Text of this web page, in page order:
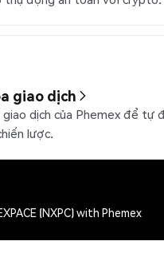
giao dịch
dịch của Phemex để tự
lược.
(NXPC) with Phemex